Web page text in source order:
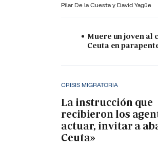
Pilar De la Cuesta y David Yagüe
Muere un joven al
Ceuta en
CRISIS MIGRATORIA
La instrucción que
recibieron los
actuar, invitar a
Ceuta»